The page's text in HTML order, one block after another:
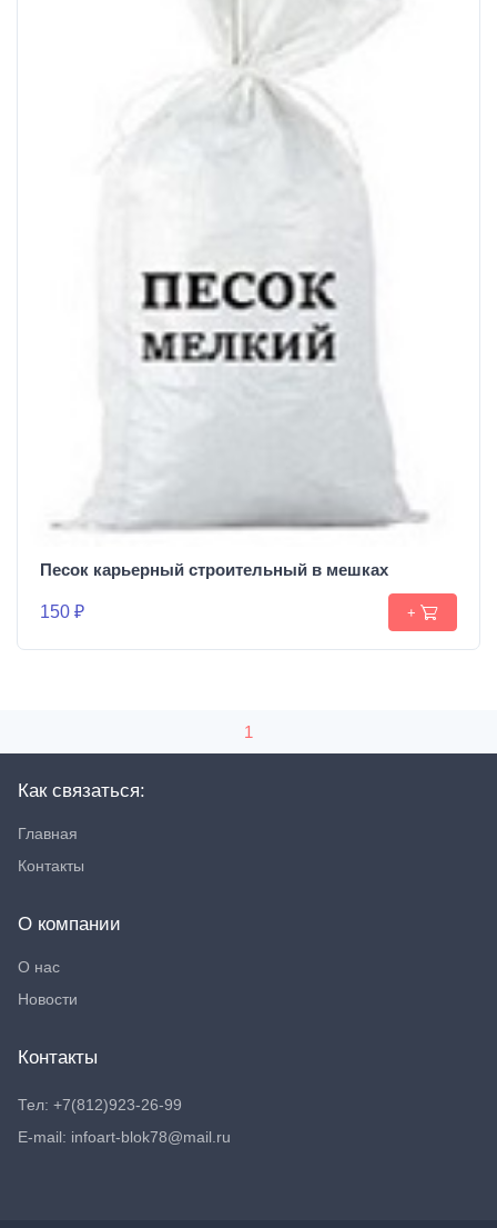
Песок карьерный строительный в мешках
150 ₽ +
1
Как связаться:
Главная
Контакты
О компании
О нас
Новости
Контакты
Тел: +7(812)923-26-99
E-mail: infoart-blok78@mail.ru